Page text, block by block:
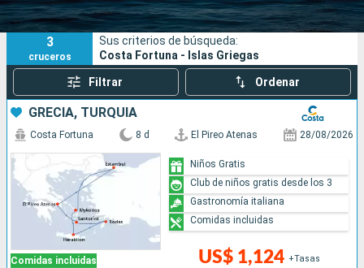
Puertos Compañías
Buscar
3
cruceros
Sus criterios de búsqueda:
Costa Fortuna - Islas Griegas
Filtrar Ordenar
GRECIA, TURQUÍA
Comidas incluidas
Costa Fortuna 8 d El Pireo Atenas 28/08/2026
US$ 1,124 +Tasas
Niños Gratis
Club de niños gratis desde los 3
Gastronomía italiana
Comidas incluidas